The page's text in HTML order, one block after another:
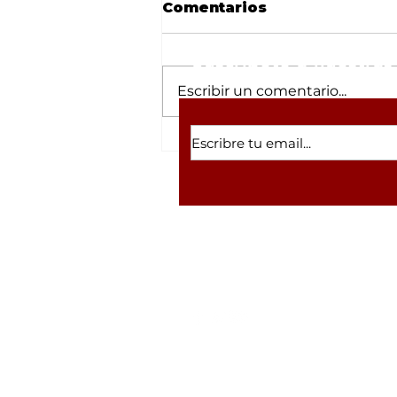
“Vamos a honrar los
principios y valores del
transformación”:
Comentarios
Escribir un comentario...
Suscríbete a